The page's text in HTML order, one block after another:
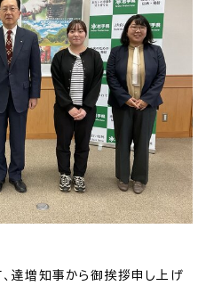
達増知事から御挨拶申し上げ